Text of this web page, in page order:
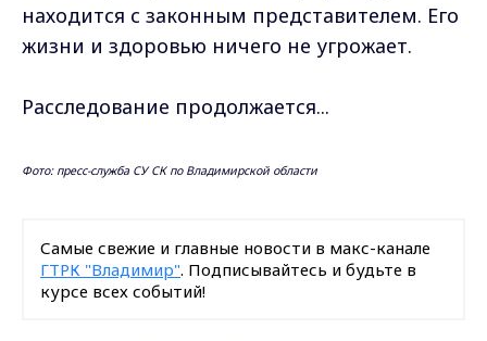
находится с законным представителем. Его
жизни и здоровью ничего не угрожает.
Расследование продолжается...
Фото: пресс-служба СУ СК по Владимирской области
Самые свежие и главные новости в макс-канале
ГТРК "Владимир". Подписывайтесь и будьте в
курсе всех событий!